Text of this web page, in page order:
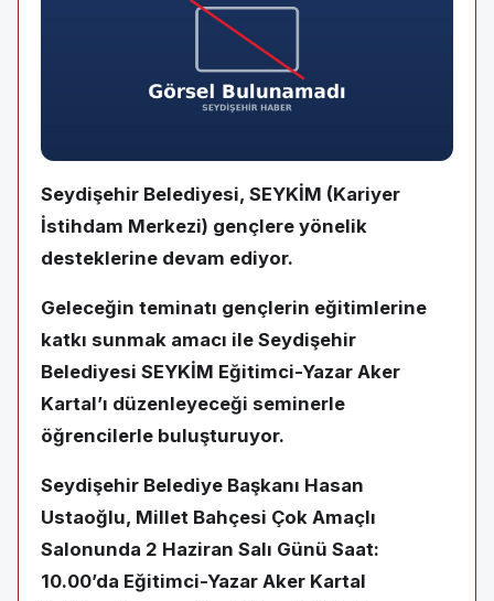
Seydişehir Belediyesi, SEYKİM (Kariyer
İstihdam Merkezi) gençlere yönelik
desteklerine devam ediyor.
Geleceğin teminatı gençlerin eğitimlerine
katkı sunmak amacı ile Seydişehir
Belediyesi SEYKİM Eğitimci-Yazar Aker
Kartal’ı düzenleyeceği seminerle
öğrencilerle buluşturuyor.
Seydişehir Belediye Başkanı Hasan
Ustaoğlu, Millet Bahçesi Çok Amaçlı
Salonunda 2 Haziran Salı Günü Saat:
10.00’da Eğitimci-Yazar Aker Kartal